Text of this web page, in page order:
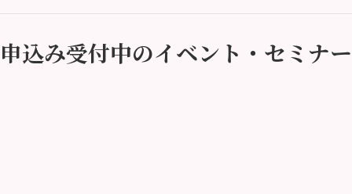
申込み受付中のイベント・セミナー